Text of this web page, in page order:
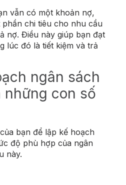
vẫn có một khoản nợ,
phần chi tiêu cho nhu cầu
nợ. Điều này giúp bạn đạt
lúc đó là tiết kiệm và trả
ngân sách
những con số
bạn để lập kế hoạch
độ phù hợp của ngân
này.